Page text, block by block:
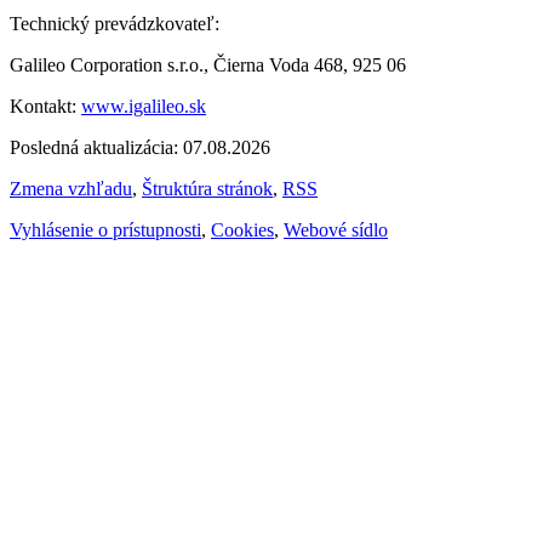
Technický prevádzkovateľ:
Galileo Corporation s.r.o., Čierna Voda 468, 925 06
Kontakt: www.igalileo.sk
Posledná aktualizácia: 07.08.2026
Zmena vzhľadu, Štruktúra stránok, RSS
Vyhlásenie o prístupnosti, Cookies, Webové sídlo